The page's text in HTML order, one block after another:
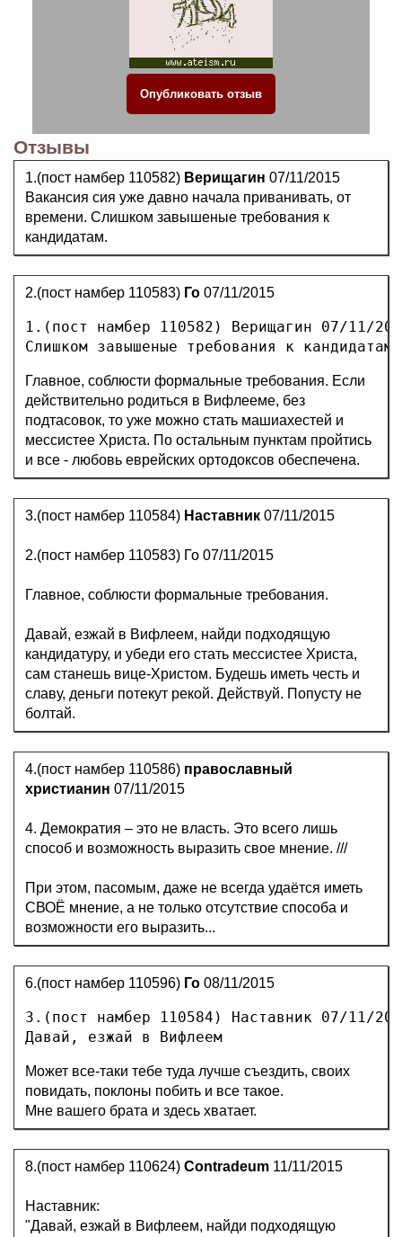
Отзывы
1.(пост намбер 110582) Верищагин 07/11/2015
Вакансия сия уже давно начала приванивать, от
времени. Слишком завышеные требования к
кандидатам.
2.(пост намбер 110583) Го 07/11/2015
1.(пост намбер 110582) Верищагин 07/11/
Главное, соблюсти формальные требования. Если
действительно родиться в Вифлееме, без
подтасовок, то уже можно стать машиахестей и
мессистее Христа. По остальным пунктам пройтись
и все - любовь еврейских ортодоксов обеспечена.
3.(пост намбер 110584) Наставник 07/11/2015
2.(пост намбер 110583) Го 07/11/2015
Главное, соблюсти формальные требования.
Давай, езжай в Вифлеем, найди подходящую
кандидатуру, и убеди его стать мессистее Христа,
сам станешь вице-Христом. Будешь иметь честь и
славу, деньги потекут рекой. Действуй. Попусту не
болтай.
4.(пост намбер 110586) православный
христианин 07/11/2015
4. Демократия – это не власть. Это всего лишь
способ и возможность выразить свое мнение. ///
При этом, пасомым, даже не всегда удаётся иметь
СВОЁ мнение, а не только отсутствие способа и
возможности его выразить...
6.(пост намбер 110596) Го 08/11/2015
3.(пост намбер 110584) Наставник 07/11/
Давай, езжай в Вифлеем
Может все-таки тебе туда лучше съездить, своих
повидать, поклоны побить и все такое.
Мне вашего брата и здесь хватает.
8.(пост намбер 110624) Contradeum 11/11/2015
Наставник:
"Давай, езжай в Вифлеем, найди подходящую